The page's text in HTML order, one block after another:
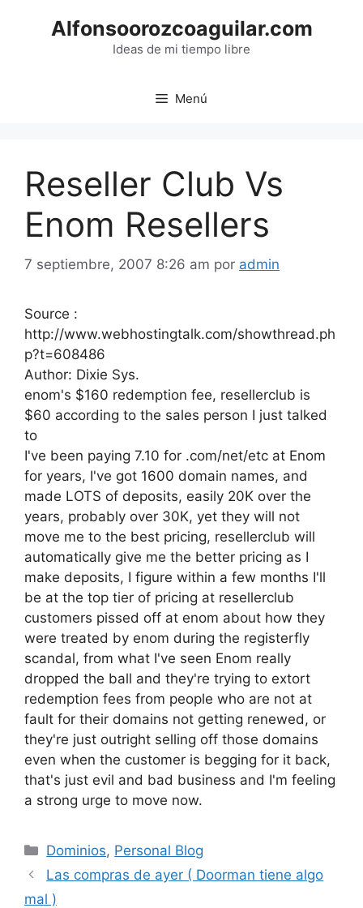
Alfonsoorozcoaguilar.com
Ideas de mi tiempo libre
Menú
Reseller Club Vs
Enom Resellers
7 septiembre, 2007 8:26 am por admin
Source :
http://www.webhostingtalk.com/showthread.ph
p?t=608486
Author: Dixie Sys.
enom's $160 redemption fee, resellerclub is
$60 according to the sales person I just talked
to
I've been paying 7.10 for .com/net/etc at Enom
for years, I've got 1600 domain names, and
made LOTS of deposits, easily 20K over the
years, probably over 30K, yet they will not
move me to the best pricing, resellerclub will
automatically give me the better pricing as I
make deposits, I figure within a few months I'll
be at the top tier of pricing at resellerclub
customers pissed off at enom about how they
were treated by enom during the registerfly
scandal, from what I've seen Enom really
dropped the ball and they're trying to extort
redemption fees from people who are not at
fault for their domains not getting renewed, or
they're just outright selling off those domains
even when the customer is begging for it back,
that's just evil and bad business and I'm feeling
a strong urge to move now.
Categorías
Dominios, Personal Blog
Las compras de ayer ( Doorman tiene algo
mal )